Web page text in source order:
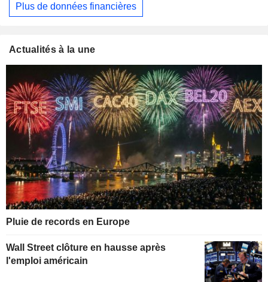
Plus de données financières
Actualités à la une
Pluie de records en Europe
Wall Street clôture en hausse après
l'emploi américain